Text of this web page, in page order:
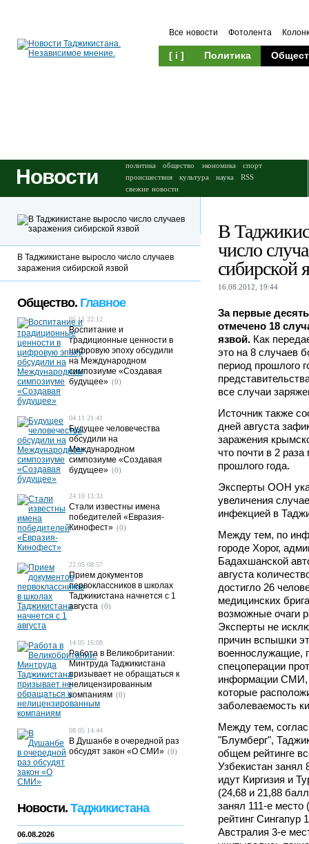
Все новости Фотолента
[ i ] Политика
Новости политика общество экономика
спорт
происшествия
культура наука
RSS
свежие новости
В
число
сибирской
16.08.2012, 19:44
За первые
отмечено 18
язвой. Как
это на 8 случаев
период прошлого
все случаи
Источник также
дней августа
заражения
что почти в 2
прошлого года.
Эксперты ООН
увеличения
инфекцией в
Между тем, по
городе Хорог,
Бадахшанской
августа
достигло 26
медицинских
возможные очаги
Эксперты не
причин вспышки
военнослужащие,
спецоперации
информации СМИ,
которые
заболеваемость
Между тем,
"Блумберг",
общем рейтинге
Узбекистан занял
идут Киргизия и
(24,68 и 21,88
занял 111-е место
рейтинг Сингапур
Австралия 3-е
В Таджикистане выросло число случаев
заражения сибирской язвой
Общество. Главное
05.11 22:12
Воспитание и
традиционные ценности в
цифровую эпоху обсудили
на Международном
симпозиуме «Создавая
будущее» (0)
04.11 21:41
Будущее человечества
обсудили на
Международном
симпозиуме «Создавая
будущее» (0)
24.10 13:33
Стали известны имена
победителей «Евразия-
Кинофест» (0)
22.05 08:57
Прием документов
первоклассников в школах
Таджикистана начнется с 1
августа (0)
14.05 16:08
Работа в Великобритании:
Минтруда Таджикистана
призывает не обращаться к
нелицензированным
компаниям (0)
08.05 14:44
В Душанбе в очередной раз
обсудят закон «О СМИ» (0)
Новости. Таджикистана
06.08.2026